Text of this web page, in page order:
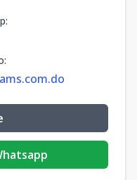
:
: